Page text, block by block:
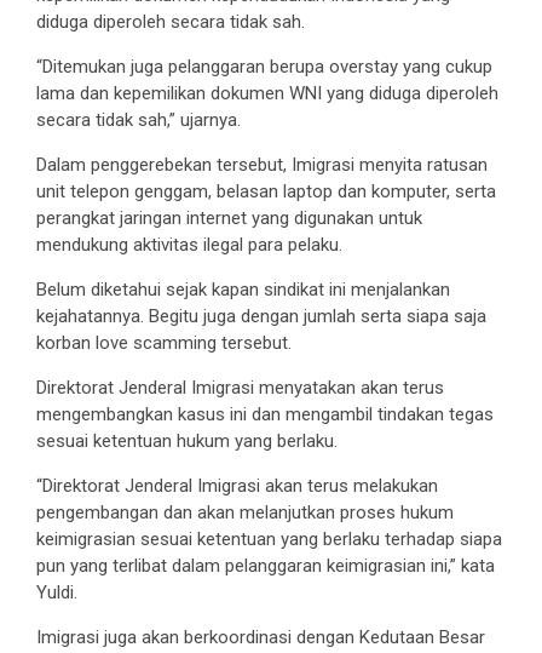
diduga diperoleh secara tidak sah.
“Ditemukan juga pelanggaran berupa overstay yang cukup
lama dan kepemilikan dokumen WNI yang diduga diperoleh
secara tidak sah,” ujarnya.
Dalam penggerebekan tersebut, Imigrasi menyita ratusan
unit telepon genggam, belasan laptop dan komputer, serta
perangkat jaringan internet yang digunakan untuk
mendukung aktivitas ilegal para pelaku.
Belum diketahui sejak kapan sindikat ini menjalankan
kejahatannya. Begitu juga dengan jumlah serta siapa saja
korban love scamming tersebut.
Direktorat Jenderal Imigrasi menyatakan akan terus
mengembangkan kasus ini dan mengambil tindakan tegas
sesuai ketentuan hukum yang berlaku.
“Direktorat Jenderal Imigrasi akan terus melakukan
pengembangan dan akan melanjutkan proses hukum
keimigrasian sesuai ketentuan yang berlaku terhadap siapa
pun yang terlibat dalam pelanggaran keimigrasian ini,” kata
Yuldi.
Imigrasi juga akan berkoordinasi dengan Kedutaan Besar